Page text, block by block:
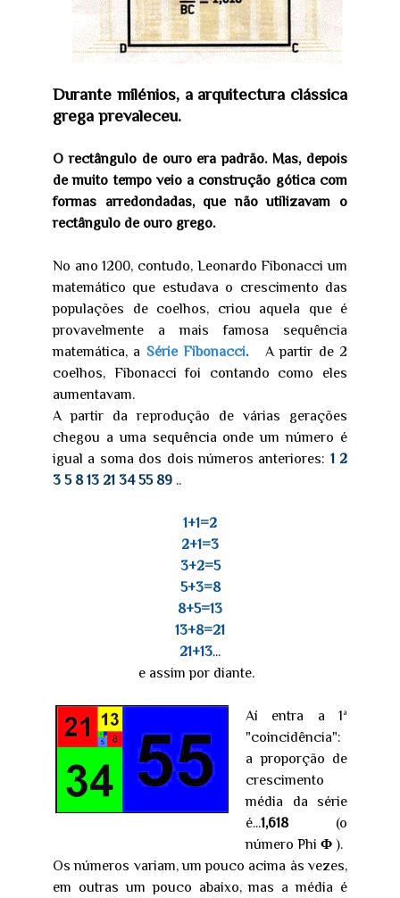
Durante milénios, a arquitectura clássica
grega prevaleceu.
O rectângulo de ouro era padrão. Mas, depois
de muito tempo veio a construção gótica com
formas arredondadas, que não utilizavam o
rectângulo de ouro grego.
No ano 1200, contudo, Leonardo Fibonacci um
matemático que estudava o crescimento das
populações de coelhos, criou aquela que é
provavelmente a mais famosa sequência
matemática, a Série Fibonacci.A partir de 2
coelhos, Fibonacci foi contando como eles
aumentavam.
A partir da reprodução de várias gerações
chegou a uma sequência onde um número é
igual a soma dos dois números anteriores: 1 2
3 5 8 13 21 34 55 89 ..
1+1=2
2+1=3
3+2=5
5+3=8
8+5=13
13+8=21
21+13...
e assim por diante.
Aí entra a 1ª
"coincidência":
a proporção de
crescimento
média da série
é...1,618(o
número Phi Φ ).
Os números variam, um pouco acima às vezes,
em outras um pouco abaixo, mas a média é